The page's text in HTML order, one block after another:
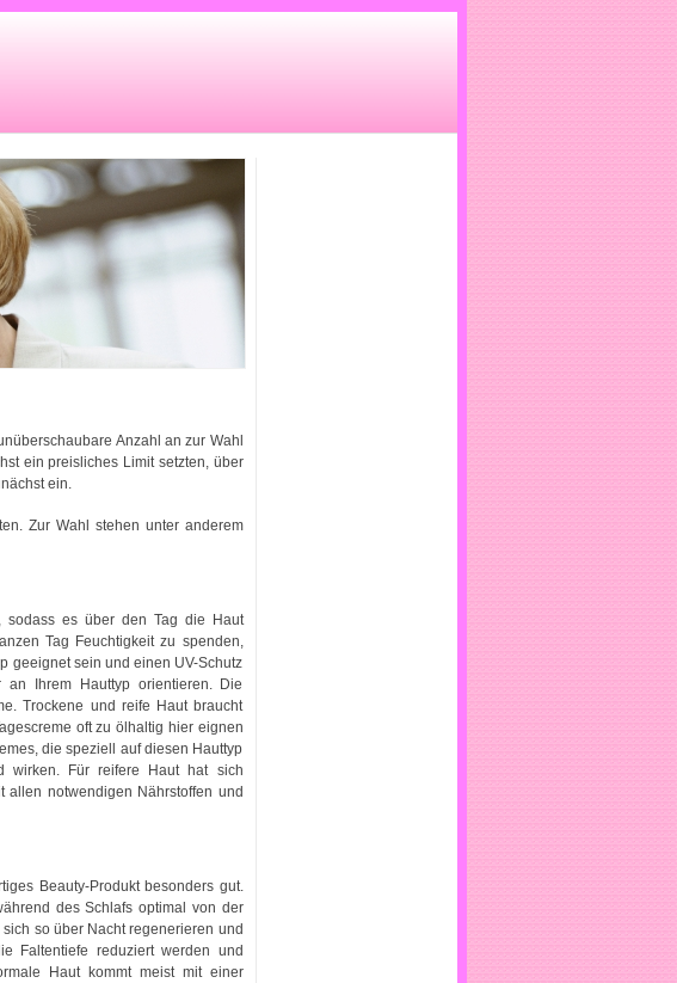
Anzahl an zur Wahl
ein preisliches Limit setzten, über
ein.
Zur Wahl stehen unter anderem
sodass es über den Tag die Haut
Tag Feuchtigkeit zu spenden,
geeignet sein und einen UV-Schutz
Ihrem Hauttyp orientieren. Die
Trockene und reife Haut braucht
oft zu ölhaltig hier eignen
die speziell auf diesen Hauttyp
wirken. Für reifere Haut hat sich
allen notwendigen Nährstoffen und
Beauty-Produkt besonders gut.
des Schlafs optimal von der
so über Nacht regenerieren und
Faltentiefe reduziert werden und
Haut kommt meist mit einer